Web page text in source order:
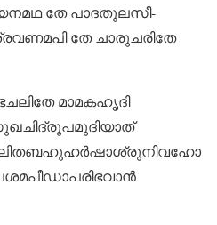
തേ പാദതുലസീ-
തേ ചാരുചരിതേ
മാമകഹൃദി